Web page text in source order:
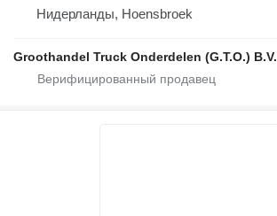
Нидерланды, Hoensbroek
Groothandel Truck Onderdelen (G.T.O.) B.V.